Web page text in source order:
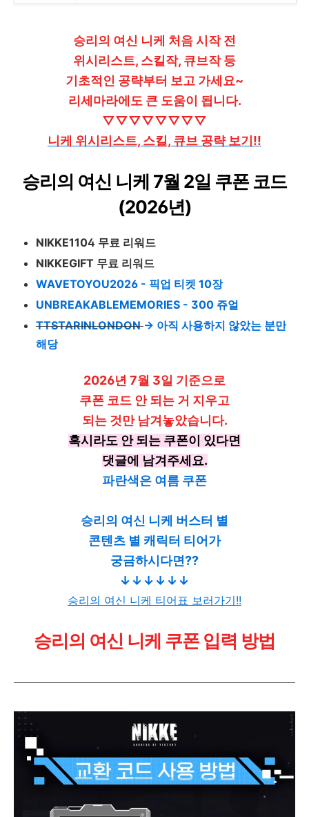
승리의 여신 니케 처음 시작 전
위시리스트, 스킬작, 큐브작 등
기초적인 공략부터 보고 가세요~
리세마라에도 큰 도움이 됩니다.
▽▽▽▽▽▽▽▽
니케 위시리스트, 스킬, 큐브 공략 보기!!
승리의 여신 니케 7월 2일 쿠폰 코드
(2026년)
NIKKE1104 무료 리워드
NIKKEGIFT 무료 리워드
WAVETOYOU2026 - 픽업 티켓 10장
UNBREAKABLEMEMORIES - 300 쥬얼
TTSTARINLONDON-> 아직 사용하지 않았는 분만
해당
2026년 7월 3일 기준으로
쿠폰 코드 안 되는 거 지우고
되는 것만 남겨놓았습니다.
혹시라도 안 되는 쿠폰이 있다면
댓글에 남겨주세요.
파란색은 여름 쿠폰
승리의 여신 니케 버스터 별
콘텐츠 별 캐릭터 티어가
궁금하시다면??
↓↓↓↓↓↓
승리의 여신 니케 티어표 보러가기!!
승리의 여신 니케 쿠폰 입력 방법